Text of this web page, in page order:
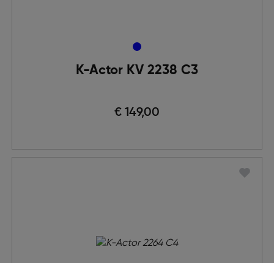
K-Actor KV 2238 C3
€ 149,00